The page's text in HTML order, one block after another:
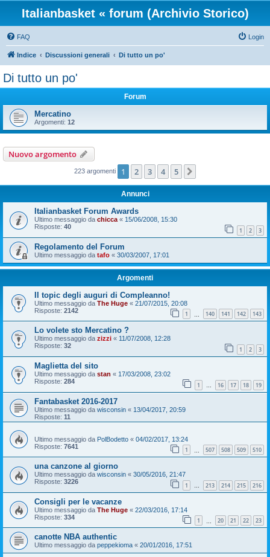
Italianbasket « forum (Archivio Storico)
FAQ Login
Indice Discussioni generali Di tutto un po'
Di tutto un po'
Forum
Mercatino
Argomenti: 12
Nuovo argomento
223 argomenti 1 2 3 4 5
Annunci
Italianbasket Forum Awards
Ultimo messaggio da chicca « 15/06/2008, 15:30
Risposte: 40 1 2 3
Regolamento del Forum
Ultimo messaggio da tafo « 30/03/2007, 17:01
Argomenti
Il topic degli auguri di Compleanno!
Ultimo messaggio da The Huge « 21/07/2015, 20:08
Risposte: 2142 1 140 141 142 143
Lo volete sto Mercatino ?
Ultimo messaggio da zizzi « 11/07/2008, 12:28
Risposte: 32 1 2 3
Maglietta del sito
Ultimo messaggio da stan « 17/03/2008, 23:02
Risposte: 284 1 … 16 17 18 19
Fantabasket 2016-2017
Ultimo messaggio da wisconsin « 13/04/2017, 20:59
Risposte: 11
Ultimo messaggio da PolBodetto « 04/02/2017, 13:24
Risposte: 7641 1 507 508 509 510
una canzone al giorno
Ultimo messaggio da wisconsin « 30/05/2016, 21:47
Risposte: 3226 1 … 213 214 215 216
Consigli per le vacanze
Ultimo messaggio da The Huge « 22/03/2016, 17:14
Risposte: 334 1 20 21 22 23
canotte NBA authentic
Ultimo messaggio da peppekioma « 20/01/2016, 17:51